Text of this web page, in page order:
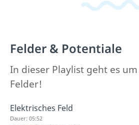
Felder & Potentiale
In dieser Playlist geht es
Felder!
Elektrisches Feld
Dauer: 05:52